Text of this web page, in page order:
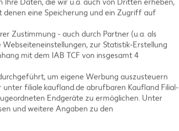
in kleine Würfel
mal 30 Zentimeter) ausrollen
aufrollen und um
Ihre Daten, die wir u.a. auch von Dritten erheben,
denen eine Speicherung und ein Zugriff auf
Zustimmung - auch durch Partner (u.a. als
zur Statistik-Erstellung
mit dem IAB TCF von insgesamt4
um eigene Werbung auszusteuern
filiale.kaufland.de abrufbaren Kaufland Filial-
Endgeräte zu ermöglichen. Unter
und weitere Angaben zu den